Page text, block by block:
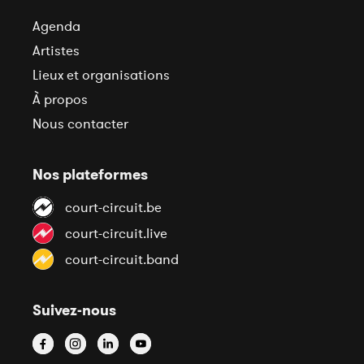
Agenda
Artistes
Lieux et organisations
À propos
Nous contacter
Nos plateformes
court-circuit.be
court-circuit.live
court-circuit.band
Suivez-nous